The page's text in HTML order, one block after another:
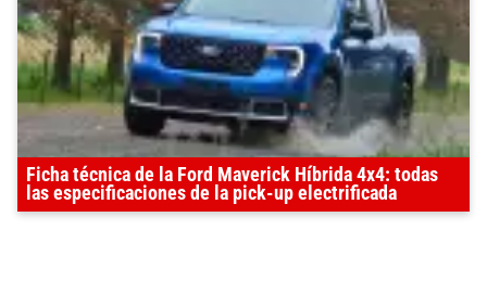
Ficha técnica de la Ford Maverick Híbrida 4x4: todas
las especificaciones de la pick-up electrificada